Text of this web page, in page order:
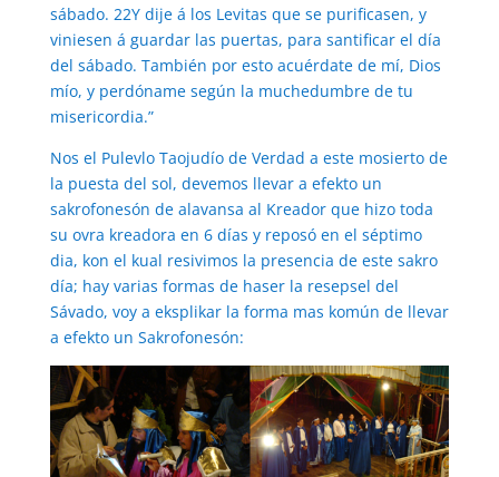
sábado. 22Y dije á los Levitas que se purificasen, y
viniesen á guardar las puertas, para santificar el día
del sábado. También por esto acuérdate de mí, Dios
mío, y perdóname según la muchedumbre de tu
misericordia.”
Nos el Pulevlo Taojudío de Verdad a este mosierto de
la puesta del sol, devemos llevar a efekto un
sakrofonesón de alavansa al Kreador que hizo toda
su ovra kreadora en 6 días y reposó en el séptimo
dia, kon el kual resivimos la presencia de este sakro
día; hay varias formas de haser la resepsel del
Sávado, voy a eksplikar la forma mas komún de llevar
a efekto un Sakrofonesón: